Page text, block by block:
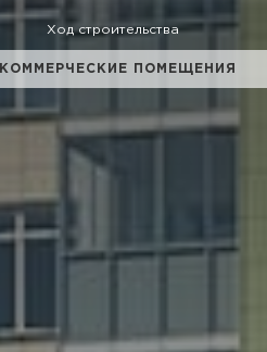
Ход строительства
КОММЕРЧЕСКИЕ ПОМЕЩЕНИЯ